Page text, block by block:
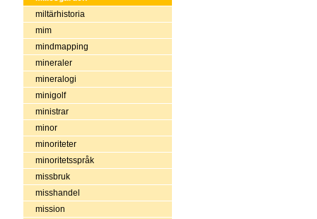
miltärhistoria
mim
mindmapping
mineraler
mineralogi
minigolf
ministrar
minor
minoriteter
minoritetsspråk
missbruk
misshandel
mission